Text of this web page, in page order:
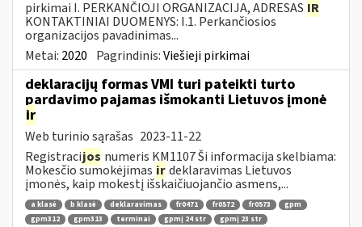
pirkimai I. PERKANČIOJI ORGANIZACIJA, ADRESAS IR
KONTAKTINIAI DUOMENYS: I.1. Perkančiosios
organizacijos pavadinimas...
Metai: 2020 Pagrindinis:Viešieji pirkimai
deklaracijų formas VMI turi pateikti turto
pardavimo pajamas išmokanti Lietuvos įmonė
ir
Web turinio sąrašas 2023-11-22
Registracijos numeris KM1107 Ši informacija skelbiama:
Mokesčio sumokėjimas irdeklaravimas Lietuvos
įmonės, kaip mokestį išskaičiuojančio asmens,...
a klasė b klasė deklaravimas fr0471 fr0572 fr0573
gpm
gpm312
gpm313 terminai gpmį 24 str
gpmį 23 str